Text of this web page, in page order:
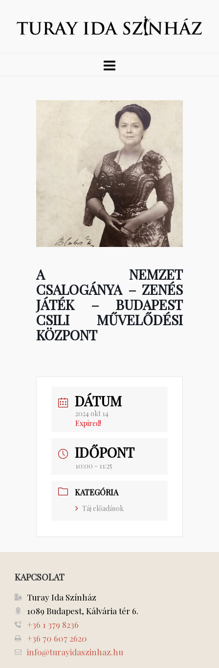
A NEMZET
CSALOGÁNYA – ZENÉS
JÁTÉK – BUDAPEST
CSILI MŰVELŐDÉSI
KÖZPONT
DÁTUM
2024 okt 14
Expired!
IDŐPONT
10:00 - 11:25
KATEGÓRIA
Táj előadások
KAPCSOLAT
Turay Ida Színház
1089 Budapest, Kálvária tér 6.
+36 1 379 8236
+36 70 607 2620
info@turayidaszinhaz.hu